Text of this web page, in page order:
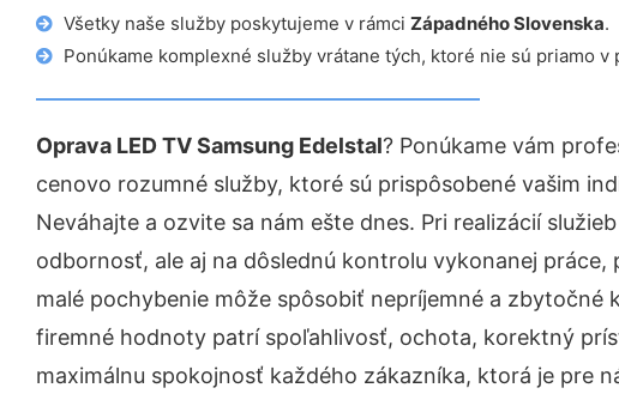
Všetky naše služby poskytujeme v rámci Západného Slovenska.
Ponúkame komplexné služby vrátane tých, ktoré nie sú priamo v
Oprava LED TV Samsung Edelstal? Ponúkame vám
cenovo rozumné služby, ktoré sú prispôsobené vašim
Neváhajte a ozvite sa nám ešte dnes. Pri realizácií
odbornosť, ale aj na dôslednú kontrolu vykonanej práce,
malé pochybenie môže spôsobiť nepríjemné a zbytočné
firemné hodnoty patrí spoľahlivosť, ochota, korektný
maximálnu spokojnosť každého zákazníka, ktorá je pre